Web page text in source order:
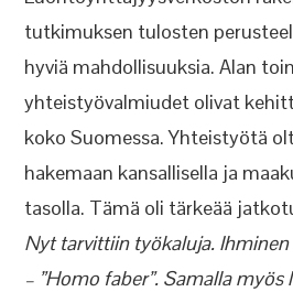
tutkimuksen tulosten
hyviä mahdollisuuksia. Alan
yhteistyövalmiudet olivat
koko Suomessa. Yhteistyötä
hakemaan kansallisella ja
tasolla. Tämä oli tärkeää
Nyt tarvittiin työkaluja.
– ”Homo faber”. Samalla